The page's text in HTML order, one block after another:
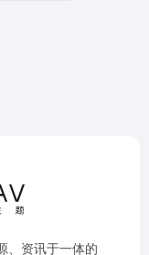
、资讯于一体的